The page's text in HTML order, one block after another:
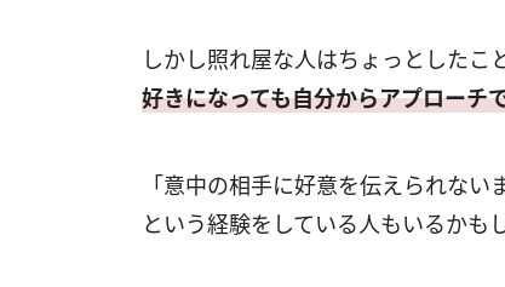
しかし照れ屋な人はちょっとしたこ
好きになっても自分からアプローチ
「意中の相手に好意を伝えられない
という経験をしている人もいるかも